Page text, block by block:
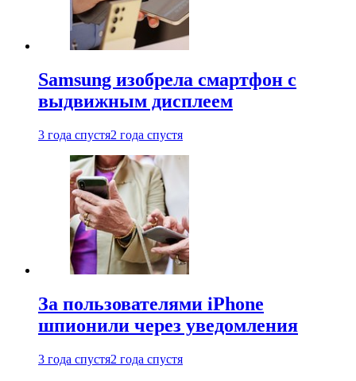
Samsung изобрела смартфон с
выдвижным дисплеем
3 года спустя2 года спустя
За пользователями iPhone
шпионили через уведомления
3 года спустя2 года спустя